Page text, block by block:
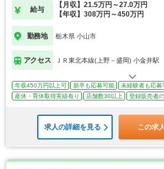
給与
【月収】21.5万円～27.0万円
【年収】308万円～450万円
勤務地 栃木県 小山市
アクセス ＪＲ東北本線(上野－盛岡) 小金井駅
年収450万円以上可 新卒も応募可能 未経験者も応募
産休・育休取得実績有り
店舗数30以上 登録販売者
求人の詳細を見る この求